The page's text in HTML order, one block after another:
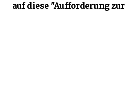
auf diese "Aufforderung